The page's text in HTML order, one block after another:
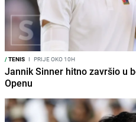
/TENIS I PRIJE OKO 10H
Jannik Sinner hitno završio u
Openu